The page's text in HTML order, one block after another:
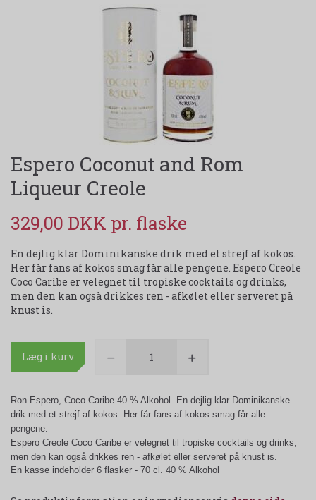
Espero Coconut and Rom
Liqueur Creole
329,00 DKK
En dejlig klar Dominikanske drik med et strejf af kokos.
Her får fans af kokos smag får alle pengene. Espero Creole
Coco Caribe er velegnet til tropiske cocktails og drinks,
men den kan også drikkes ren - afkølet eller serveret på
knust is.
Læg i kurv
Ron Espero, Coco Caribe 40 % Alkohol. En dejlig klar Dominikanske
drik med et strejf af kokos. Her får fans af kokos smag får alle
pengene.
Espero Creole Coco Caribe er velegnet til tropiske cocktails og drinks,
men den kan også drikkes ren - afkølet eller serveret på knust is.
En kasse indeholder 6 flasker - 70 cl. 40 % Alkohol